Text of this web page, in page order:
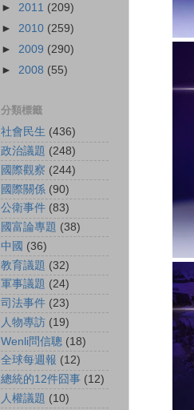
► 2011 (209)
► 2010 (259)
► 2009 (290)
► 2008 (55)
分類標籤
社會民生 (436)
政治議題 (248)
國際觀察 (244)
國際關係 (90)
公衛事件 (83)
國富論專題 (38)
中國 (36)
教育議題 (32)
軍事議題 (24)
司法事件 (23)
人物專訪 (19)
Wenli問信聰 (18)
全球每週報 (12)
總統的12件囧事 (12)
人權議題 (10)